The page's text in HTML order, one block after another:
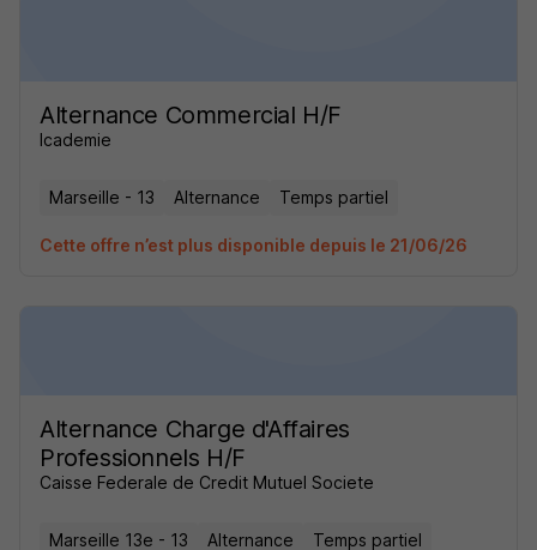
Alternance Commercial H/F
Icademie
Marseille - 13 Alternance Temps partiel
Cette offre n’est plus disponible depuis le 21/06/26
Alternance Charge d'Affaires
Professionnels H/F
Caisse Federale de Credit Mutuel Societe
Marseille 13e - 13 Alternance Temps partiel